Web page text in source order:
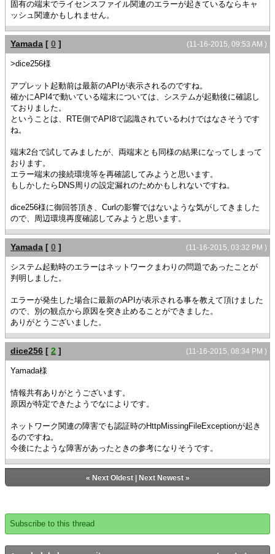
固有の端末でライセンスファイル関連のエラーが起きているならキャ
ッシュ関連かもしれません。
(11-16-2015, 09:53 AM )
Yamada [ 0 ]
>dice256様
アプレット起動前は最新のAPIが表示されるのですね。
確かにAPI4で動いている端末については、システムが起動後に確認し
ておりました。
ということは、RTE側でAPI8で認識されているわけではなさそうです
ね。
端末2台で試してみましたが、両端末とも同様の結果になってしまって
おります。
エラー端末の接続環境等を再確認してみようと思います。
もしかしたらDNS周りの設定漏れのためかもしれないですね。
dice256様に御回答頂き、Curlの影響ではないような気がしてきました
ので、周辺環境再度確認してみようと思います。
(11-16-2015, 03:32 PM )
Yamada [ 0 ]
システム起動時のエラーはネットワークまわりの問題であったことが
判明しました。
エラーが発生した場合に最新のAPIが表示される事を教えて頂けました
ので、別の観点から原因を突き止めることができました。
ありがとうございました。
(11-16-2015, 08:34 PM )
dice256 [ 2 ]
Yamada様
情報共有ありがとうございます。
原因が特定できたようでなによりです。
ネットワーク関連の障害でも認証時のHttpMissingFileExceptionが起き
るのですね。
今後にたような障害があったときの参考になりそうです。
« Next Oldest| Next Newest»
Subscribe to this thread